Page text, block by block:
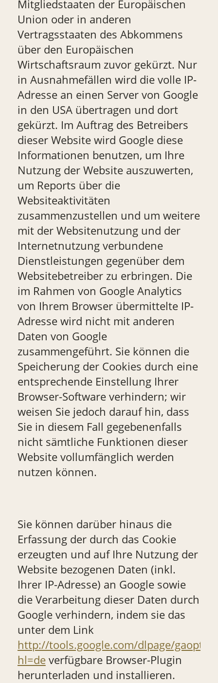
Mitgliedstaaten der Europäischen
Union oder in anderen
Vertragsstaaten des Abkommens
über den Europäischen
Wirtschaftsraum zuvor gekürzt. Nur
in Ausnahmefällen wird die volle IP-
Adresse an einen Server von Google
in den USA übertragen und dort
gekürzt. Im Auftrag des Betreibers
dieser Website wird Google diese
Informationen benutzen, um Ihre
Nutzung der Website auszuwerten,
um Reports über die
Websiteaktivitäten
zusammenzustellen und um weitere
mit der Websitenutzung und der
Internetnutzung verbundene
Dienstleistungen gegenüber dem
Websitebetreiber zu erbringen. Die
im Rahmen von Google Analytics
von Ihrem Browser übermittelte IP-
Adresse wird nicht mit anderen
Daten von Google
zusammengeführt. Sie können die
Speicherung der Cookies durch eine
entsprechende Einstellung Ihrer
Browser-Software verhindern; wir
weisen Sie jedoch darauf hin, dass
Sie in diesem Fall gegebenenfalls
nicht sämtliche Funktionen dieser
Website vollumfänglich werden
nutzen können.
Sie können darüber hinaus die
Erfassung der durch das Cookie
erzeugten und auf Ihre Nutzung der
Website bezogenen Daten (inkl.
Ihrer IP-Adresse) an Google sowie
die Verarbeitung dieser Daten durch
Google verhindern, indem sie das
unter dem Link
http://tools.google.com/dlpage/
hl=deverfügbare Browser-Plugin
herunterladen und installieren.